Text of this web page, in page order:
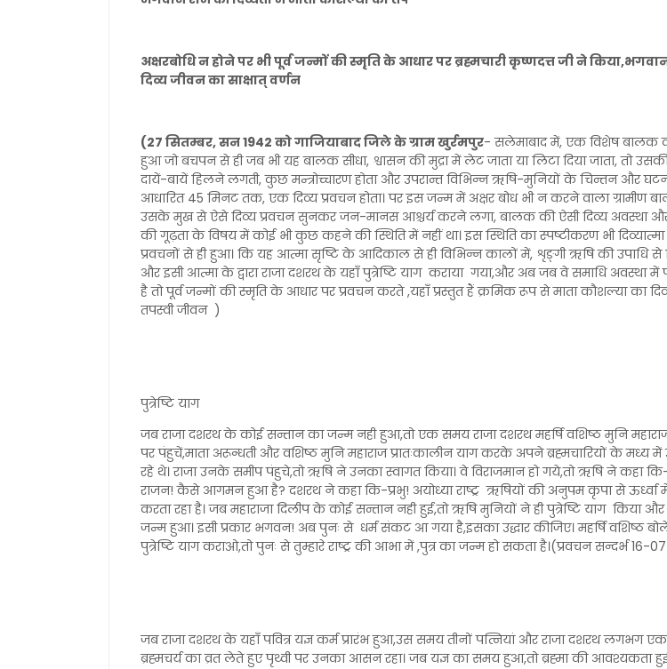
अक्षरबोधि न होने पर भी पूर्व जन्मों की स्मृति के आधार पर ब्रह्मचारी कृष्णदत्त जी ने
दिव्य जीवन का साक्षात् वर्णन
(27 सितम्बर, सन 1942 को गाजियाबाद जिले के ग्राम खुर्रमपुर- सलेमाबाद में, एक विशेष बालक
हुआ जो बचपन से ही जब भी यह बालक सीधा, श्वासन की मुद्रा में लेट जाता या लिटा दिया जाता, तो
दायें-बायें हिलने लगती, कुछ मन्त्रोच्चारण होता और उपरान्त विभिन्न ऋषि-मुनियों के चिन्तन और
आधारित 45 मिनट तक, एक दिव्य प्रवचन होता। पर इस जन्म में अक्षर बोध भी न करने वाला ग्रामीण
उसके मुख से ऐसे दिव्य प्रवचन सुनकर जन-मानस आश्चर्य करने लगा, बालक की ऐसी दिव्य अवस्था और
की गूढ़ता के विषय में कोई भी कुछ कहने की स्थिति में नहीं था। इस स्थिति का स्पष्टीकरण भी
प्रवचनों से ही हुआ। कि यह आत्मा सृष्टि के आदिकाल से ही विभिन्न कालों में, शृङ्गी ऋषि की उपाधि से
और इसी आत्मा के द्वारा राजा दशरथ के यहाँ पुत्रेष्टि याग कराया गया,और अब जब वे समाधि अवस्था में
है तो पूर्व जन्मों की स्मृति के आधार पर प्रवचन करते ,यहाँ प्रस्तुत हैं क्रमिक रूप से माता कौशल्या का
तपस्वी जीवन )
पुत्रेष्टि याग
जब राजा दशरथ के कोई सन्तान का जन्म नही हुआ,तो एक समय राजा दशरथ महर्षि वशिष्ठ मुनि
पर पंहुचें,माता अरून्धती और वशिष्ठ मुनि महाराज प्रातःकालीन याग करके अपने ब्रह्मचारियों के मध्य
रहे थे। राजा उनके समीप पंहुचे,तो ऋषि ने उनका स्वागत किया। वे विराजमान हो गये,तो ऋषि ने कहा
राजन! कैसे आगमन हुआ है? दशरथ ने कहा कि-प्रभु! अयोध्या राष्ट्र ऋषियों की अनुपम कृपा से ऊर्ध्वा
करता रहा है। जब महाराजा दिलीप के कोई सन्तान नही हुई,तो ऋषि मुनियों ने ही पुत्रेष्टि याग किया
जन्म हुआ। इसी प्रकार भगवन! अब पुनः से धर्म संकट आ गया है,इसका उद्धार कीजिए। महर्षि वशिष्ठ
पुत्रेष्टि याग कराओ,तो पुनः से तुम्हारे राष्ट्र की आभा में ,पुत्र का जन्म हो सकता है।(प्रवचन सन्दर्भ 16-
जब राजा दशरथ के यहाँ पवित्र यज्ञ कर्म प्रारंभ हुआ,उस समय तीनों पत्नियां और राजा दशरथ लगभग
ब्रह्मचर्य का व्रत लेते हुए पृथ्वी पर उनका आसन रहा। जब यज्ञ का समय हुआ,तो ब्रह्मा की आवश्यकता